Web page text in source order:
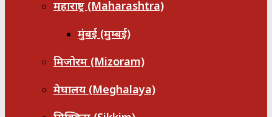
महाराष्ट्र (Maharashtra)
मुंबई (मुम्बई)
मिजोरम (Mizoram)
मेघालय (Meghalaya)